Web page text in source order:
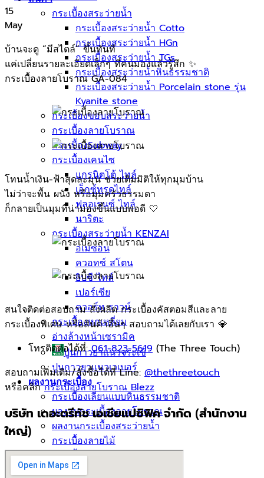
กระเบื้องสระว่ายนํ้า
กระเบื้องสระว่ายน้ำ Cotto
กระเบื้องสระว่ายน้ำ HGn
กระเบื้องสระว่ายน้ำ TGs
กระเบื้องสระว่ายน้ำหินธรรมชาติ
กระเบื้องสระว่ายนํ้า Porcelain stone รุ่น
Kyanite stone
กระเบื้องขอบสระว่ายน้ำ
กระเบื้องลายโบราณ
กระเบื้องSubway
กระเบื้องเคนไซ
แกรนิตโต้ ไทล์
เอ็กซ์ทรูดไทล์
ฟลอเรนซ์ ไทล์
นาริตะ
กระเบื้องสระว่ายน้ำ KENZAI
อเมซอน
ควอทซ์ สโตน
ยิปซี ไทล์
เปอร์เซีย
ควอร์ท ราวน์
กระเบื้องหกเหลี่ยม
อ่างล้างหน้าเซรามิค
ปูนกาวยาเเนวจระเข้
ปูนกาวยาเเนวเวเบอร์
ผลงานกระเบื้อง
กระเบื้องเลียนแบบหินธรรมชาติ
ผลงานกระเบื้องลายโบราณ
ผลงานกระเบื้องสระว่ายนํ้า
กระเบื้องลายไม้
กระเบื้องลายหินอ่อน
คอนกรีตบล็อก
15
May
บ้านจะดู “มีสไตล์” ขึ้นทันที
แค่เปลี่ยนรายละเอียดเล็กๆ ที่คนมองแล้วรู้สึก ✨
กระเบื้องลายโบราณ GA-084
โทนน้ำเงิน-ฟ้าสุดละมุน ช่วยเติมมิติให้ทุกมุมบ้าน
ไม่ว่าจะพื้น ผนัง หรือมุมครัวธรรมดา
ก็กลายเป็นมุมที่น่ามองขึ้นแบบพอดี 🤍
สนใจติดต่อสอบถาม สั่งผลิต กระเบื้องคัสตอมสีและลาย
กระเบื้องพิเศษ หรือสินค้าอื่นๆ สอบถามได้เลยกับเรา 💎
โทรติดต่อได้ที่:061-823-5619 (The Three Touch)
สอบถามเพิ่มเติม/สั่งซื้อได้ที่ Line: @thethreetouch
หรือคลิกกระเบื้องลายโบราณ Blezz
บริษัท เดอะตรีทัช เอเชียแปซิฟิค จำกัด (สำนักงาน
ใหญ่)